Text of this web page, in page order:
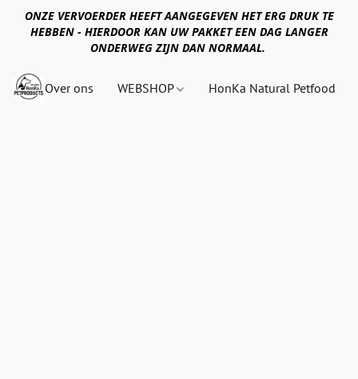
ONZE VERVOERDER HEEFT AANGEGEVEN HET ERG DRUK TE
HEBBEN - HIERDOOR KAN UW PAKKET EEN DAG LANGER
ONDERWEG ZIJN DAN NORMAAL.
Over ons WEBSHOP HonKa Natural Petfood